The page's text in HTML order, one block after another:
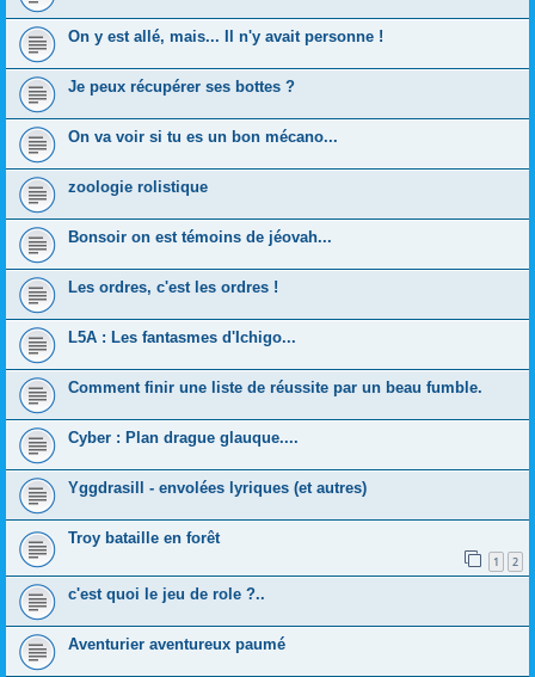
On y est allé, mais... Il n'y avait personne !
Je peux récupérer ses bottes ?
On va voir si tu es un bon mécano...
zoologie rolistique
Bonsoir on est témoins de jéovah...
Les ordres, c'est les ordres !
L5A : Les fantasmes d'Ichigo...
Comment finir une liste de réussite par un beau fumble.
Cyber : Plan drague glauque....
Yggdrasill - envolées lyriques (et autres)
Troy bataille en forêt
1 2
c'est quoi le jeu de role ?..
Aventurier aventureux paumé